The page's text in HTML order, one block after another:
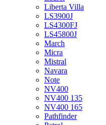
Liberta Villa
LS3900J
LS4300FJ
LS45800J
March
Micra
Mistral
Navara
Note
NV400
NV400 135
NV400 165
Pathfinder